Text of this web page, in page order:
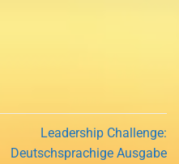
Leadership Challenge:
Deutschsprachige Ausgabe